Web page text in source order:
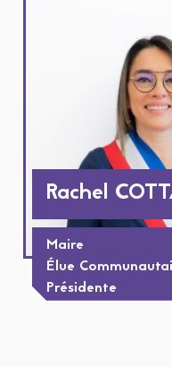
Rachel
Maire
Élue
Présidente